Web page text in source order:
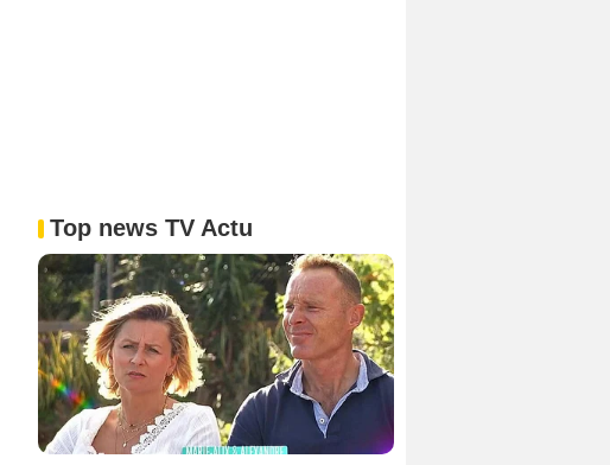
Top news TV Actu